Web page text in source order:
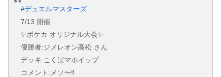
#デュエルマスターズ
7/13 開催
✨ポケカ オリジナル大会✨
優勝者:ジメレオン高松 さん
デッキ:こくばマホイップ
コメント:メソ〜‼️